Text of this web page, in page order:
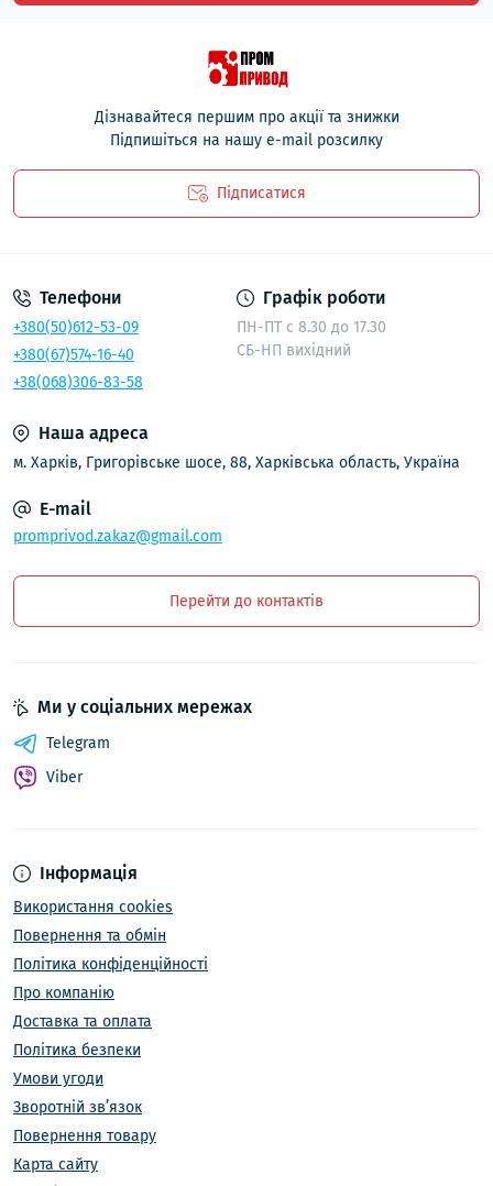
Дізнавайтеся першим про акції та знижки
Підпишіться на нашу e-mail розсилку
Підписатися
Телефони
+380(50)612-53-09
+380(67)574-16-40
+38(068)306-83-58
Графік роботи
ПН-ПТ с 8.30 до 17.30
СБ-НП вихідний
Наша адреса
м. Харків, Григорівське шосе, 88, Харківська область, Україна
E-mail
promprivod.zakaz@gmail.com
Перейти до контактів
Інформація
Використання cookies
Повернення та обмін
Політика конфіденційності
Про компанію
Доставка та оплата
Політика безпеки
Умови угоди
Зворотній зв’язок
Повернення товару
Карта сайту
Ми у соціальних мережах
Telegram
Viber